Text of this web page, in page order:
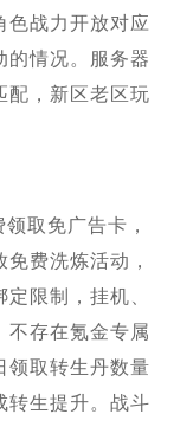
色战力开放对应
的情况。服务器
配，新区老区玩
取免广告卡，
费洗炼活动，
限制，挂机、
不存在氪金专属
领取转生丹数量
转生提升。战斗